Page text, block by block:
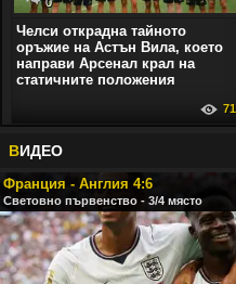
Челси открадна тайното
оръжие на Астън Вила, което
направи Арсенал крал на
статичните положения
71
ВИДЕО
Франция - Англия 4:6
Световно първенство - 3/4 място